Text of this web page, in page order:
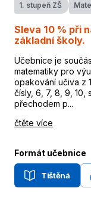
1. stupeň ZŠ
Sleva 10 % při
základní školy.
Učebnice je
matematiky pro
opakování učiva z
čísly, 6, 7, 8, 9, 10,
přechodem p...
čtěte více
Formát učebnice
Tištěná